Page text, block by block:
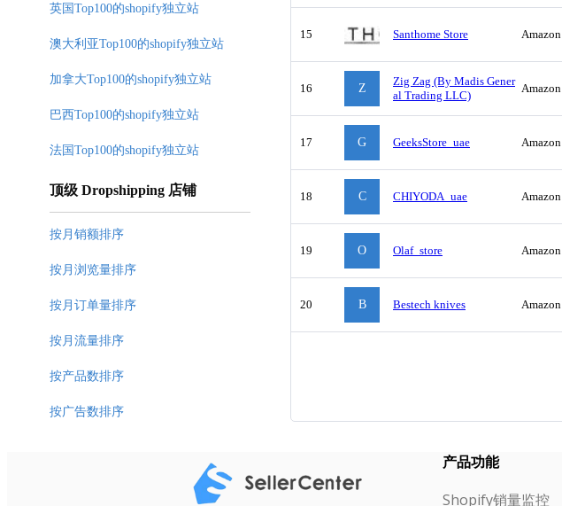
15 Santhome Store Amazon
16 Z
Zig Zag (By Madis Gener
al Trading LLC)
Amazon
17 G GeeksStore_uae Amazon
18 C CHIYODA_uae Amazon
19 O Olaf_store Amazon
20 B Bestech knives Amazon
英国Top100的shopify独立站
澳大利亚Top100的shopify独立站
加拿大Top100的shopify独立站
巴西Top100的shopify独立站
法国Top100的shopify独立站
顶级 Dropshipping 店铺
按月销额排序
按月浏览量排序
按月订单量排序
按月流量排序
按产品数排序
按广告数排序
产品功能
Shopify销量监控